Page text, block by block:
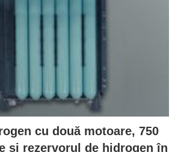
cu două motoare, 750
și rezervorul de hidrogen în